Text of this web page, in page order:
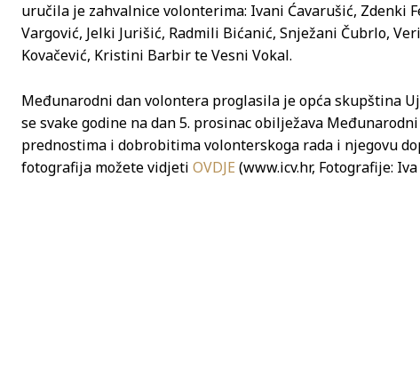
uručila je zahvalnice volonterima: Ivani Ćavarušić, Zdenki
Vargović, Jelki Jurišić, Radmili Bićanić, Snježani Čubrlo,
Kovačević, Kristini Barbir te Vesni Vokal.
Međunarodni dan volontera proglasila je opća skupština
se svake godine na dan 5. prosinac obilježava
prednostima i dobrobitima volonterskoga rada i njegovu
fotografija možete vidjeti OVDJE (www.icv.hr, Fotografije: